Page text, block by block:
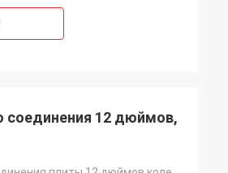
соединения 12 дюймов,